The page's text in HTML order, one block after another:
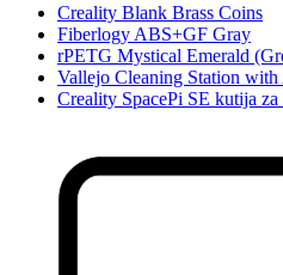
Creality Blank Brass Coins
Fiberlogy ABS+GF Gray
rPETG Mystical Emerald
Vallejo Cleaning Station
Creality SpacePi SE kutija za